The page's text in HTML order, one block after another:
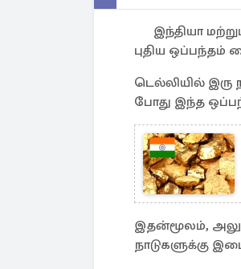
இந்தியா
புதிய ஒப்பந்தம்
டெல்லியில் இரு
போது இந்த
இதன்மூலம்,
நாடுகளுக்கு